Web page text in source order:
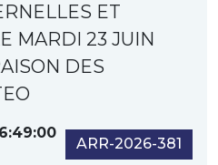
ET
MARDI 23 JUIN
DES
ARR-2026-381